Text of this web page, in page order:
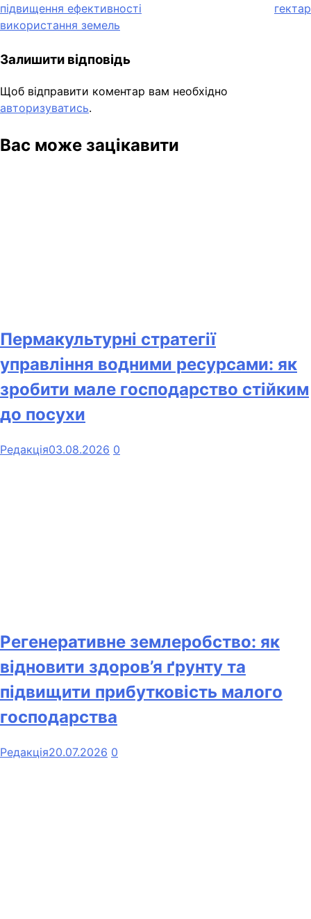
підвищення ефективності
використання земель
гектар
Залишити відповідь
Щоб відправити коментар вам необхідно
авторизуватись.
Вас може зацікавити
Пермакультурні стратегії
управління водними ресурсами: як
зробити мале господарство стійким
до посухи
Редакція03.08.2026 0
Регенеративне землеробство: як
відновити здоров’я ґрунту та
підвищити прибутковість малого
господарства
Редакція20.07.2026 0